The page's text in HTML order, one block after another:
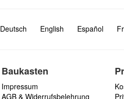
Deutsch English Español
Baukasten
Impressum
AGB & Widerrufsbelehrung